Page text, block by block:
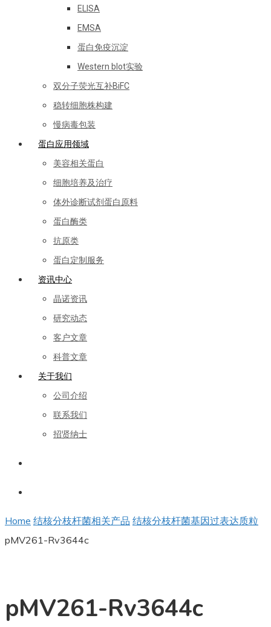
ELISA
EMSA
蛋白免疫沉淀
Western blot实验
双分子荧光互补BiFC
稳转细胞株构建
慢病毒包装
蛋白应用领域
美容相关蛋白
细胞培养及治疗
体外诊断试剂蛋白原料
蛋白酶类
抗原类
蛋白定制服务
资讯中心
晶诺资讯
研究动态
客户文章
科普文章
关于我们
公司介绍
联系我们
招贤纳士
Home 结核分枝杆菌相关产品 结核分枝杆菌基因过表达质粒
pMV261-Rv3644c
pMV261-Rv3644c